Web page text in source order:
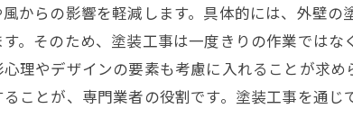
からの影響を軽減します。具体的には、外壁
。そのため、塗装工事は一度きりの作業では
理やデザインの要素も考慮に入れることが求
ことが、専門業者の役割です。塗装工事を通